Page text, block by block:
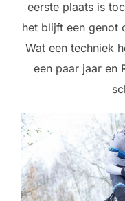
eerste plaats is
het blijft een genot
Wat een techniek
een paar jaar en